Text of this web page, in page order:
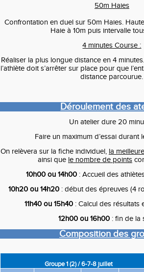
50m Haies
Confrontation en duel sur 50m Haies.
Haie à 10m puis intervalle
4 minutes Course :
Réaliser la plus longue distance en 4
l’athlète doit s’arrêter sur place pour que
distance parcourue.
Déroulement des
Un atelier dure 20
Faire un maximum d’essai durant
On relèvera sur la fiche individuel, la
ainsi que le nombre de points
10h00 ou 14h00 : Accueil des
10h20 ou 14h20 : début des épreuves (4
11h40 ou 15h40 : Calcul des résultats
12h00 ou 16h00 : fin de la
Composition des
Groupe 1 (2) / 6-7-8 juillet